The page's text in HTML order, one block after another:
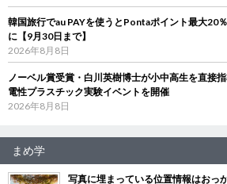
韓国旅行でau PAYを使うとPontaポイント最大20
に【9月30日まで】
2026年8月8日
ノーベル賞受賞・白川英樹博士が小中高生を直接
電性プラスチック実験イベントを開催
2026年8月8日
まめ学
写真に埋まっている位置情報はお